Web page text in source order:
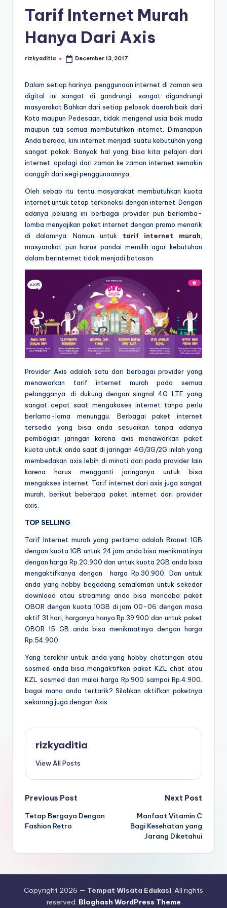
si
Tarif Internet Murah
Hanya Dari Axis
Posted
rizkyaditia December 13, 2017
Dalam setiap harinya, penggunaan internet di zaman era
digital ini sangat di gandrungi. sangat digandrungi
masyarakat Bahkan dari setiap pelosok daerah baik dari
Kota maupun Pedesaan, tidak mengenal usia baik muda
maupun tua semua membutuhkan internet. Dimanapun
Anda berada, kini internet menjadi suatu kebutuhan yang
sangat pokok. Banyak hal yang bisa kita pelajari dari
internet, apalagi dari zaman ke zaman internet semakin
canggih dari segi penggunaannya.
Oleh sebab itu tentu masyarakat membutuhkan kuota
internet untuk tetap terkoneksi dengan internet. Dengan
adanya peluang ini berbagai provider pun berlomba-
lomba menyajikan paket internet dengan promo menarik
di dalamnya. Namun untuk tarif internet murah
masyarakat pun harus pandai memilih agar kebutuhan
dalam berinternet tidak menjadi batasan.
Provider Axis adalah satu dari berbagai provider yang
menawarkan tarif internet murah pada semua
pelangganya. di dukung dengan singnal 4G LTE yang
sangat cepat saat mengakases internet tanpa perlu
berlama-lama menunggu. Berbagai paket internet
tersedia yang bisa anda sesuaikan tanpa adanya
pembagian jaringan karena axis menawarkan paket
kuota untuk anda saat di jaringan 4G/3G/2G inilah yang
membedakan axis lebih di minati dari pada provider lain
karena harus mengganti jaringanya untuk bisa
mengakses internet. Tarif internet dari axis juga sangat
murah, berikut beberapa paket internet dari provider
axis.
TOP SELLING
Tarif Internet murah yang pertama adalah Bronet 1GB
dengan kuota 1GB untuk 24 jam anda bisa menikmatinya
dengan harga Rp.20.900 dan untuk kuota 2GB anda bisa
mengaktifkanya dengan harga Rp.30.900. Dan untuk
anda yang hobby begadang semalaman untuk sekedar
download atau streaming anda bisa mencoba paket
OBOR dengan kuota 10GB di jam 00-06 dengan masa
aktif 31 hari, harganya hanya Rp.39.900 dan untuk paket
OBOR 15 GB anda bisa menikmatinya dengan harga
Rp.54.900.
Yang terakhir untuk anda yang hobby chattingan atau
sosmed anda bisa mengaktifkan paket KZL chat atau
KZL sosmed dari mulai harga Rp.900 sampai Rp.4.900.
bagai mana anda tertarik? Silahkan aktifkan paketnya
sekarang juga dengan Axis.
rizkyaditia
View All Posts
Post
navigation
Previous Post
Tetap Bergaya Dengan
Fashion Retro
Next Post
Manfaat Vitamin C
Bagi Kesehatan yang
Jarang Diketahui
Copyright 2026 — Tempat Wisata Edukasi. All rights
reserved. Bloghash WordPress Theme